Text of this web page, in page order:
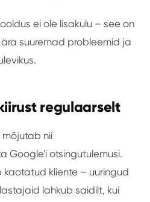
ei ole lisakulu – see on
suuremad probleemid ja
regulaarselt
mõjutab nii
Google'i otsingutulemusi.
kliente – uuringud
lahkub saidilt, kui